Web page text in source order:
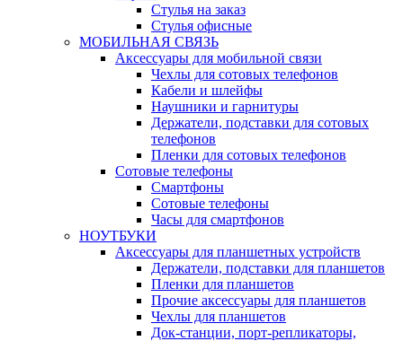
Стулья на заказ
Стулья офисные
МОБИЛЬНАЯ СВЯЗЬ
Аксессуары для мобильной связи
Чехлы для сотовых телефонов
Кабели и шлейфы
Наушники и гарнитуры
Держатели, подставки для сотовых
телефонов
Пленки для сотовых телефонов
Сотовые телефоны
Смартфоны
Сотовые телефоны
Часы для смартфонов
НОУТБУКИ
Аксессуары для планшетных устройств
Держатели, подставки для планшетов
Пленки для планшетов
Прочие аксессуары для планшетов
Чехлы для планшетов
Док-станции, порт-репликаторы,